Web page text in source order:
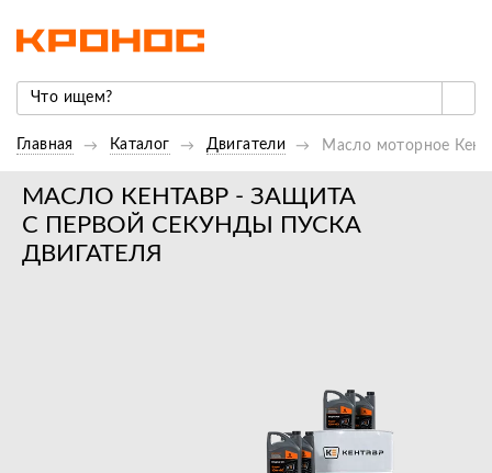
Главная Каталог Двигатели Масло моторное
МАСЛО КЕНТАВР - ЗАЩИТА
С ПЕРВОЙ СЕКУНДЫ ПУСКА
ДВИГАТЕЛЯ